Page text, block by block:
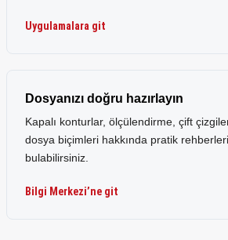
Uygulamalara git
Dosyanızı doğru hazırlayın
Kapalı konturlar, ölçülendirme, çift
dosya biçimleri hakkında pratik
bulabilirsiniz.
Bilgi Merkezi’ne git